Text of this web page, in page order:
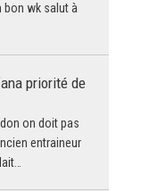
bon wk salut à
priorité de
on doit pas
entraineur